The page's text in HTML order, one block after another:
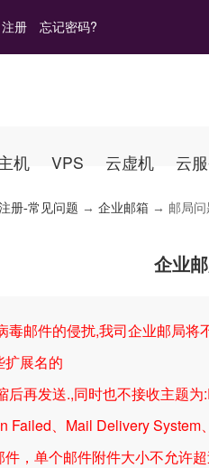
注册 忘记密码?
机 VPS 云虚机 云
册-常见问题 → 企业邮箱 → 邮局问
企业
毒邮件的侵扰,我司企业邮局将
扩展名的
后再发送.,同时也不接收主题
Failed、Mail Delivery System
件，单个邮件附件大小不允许